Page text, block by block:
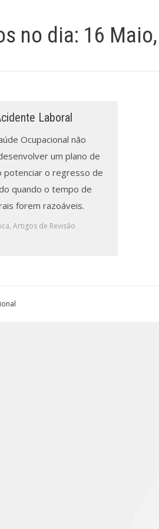
no dia: 16
Laboral
Ocupacional não
um plano de
potenciar o regresso de
quando o tempo de
forem razoáveis.
, Artigos de Revisão